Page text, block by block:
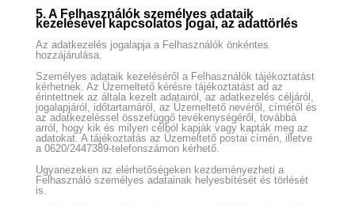
5. A Felhasználók személyes adataik
kezelésével kapcsolatos jogai, az adattörlés
Az adatkezelés jogalapja a Felhasználók önkéntes
hozzájárulása.
Személyes adataik kezeléséről a Felhasználók tájékoztatást
kérhetnek. Az Üzemeltető kérésre tájékoztatást ad az
érintettnek az általa kezelt adatairól, az adatkezelés céljáról,
jogalapjáról, időtartamáról, az Üzemeltető nevéről, címéről és
az adatkezeléssel összefüggő tevékenységéről, továbbá
arról, hogy kik és milyen célból kapják vagy kapták meg az
adatokat. A tájékoztatás az Üzemeltető postai címén, illetve
a 0620/2447389-telefonszámon kérhető.
Ugyanezeken az elérhetőségeken kezdeményezheti a
Felhasználó személyes adatainak helyesbítését és törlését
is.